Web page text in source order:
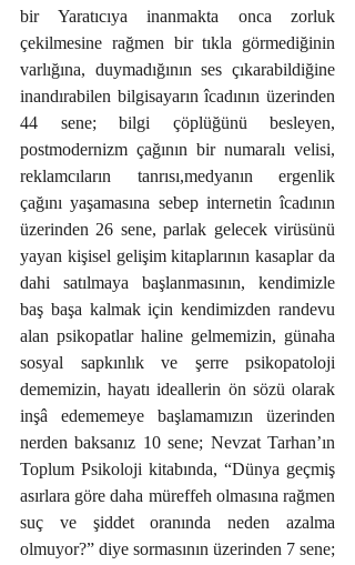
bir Yaratıcıya inanmakta onca zorluk
çekilmesine rağmen bir tıkla görmediğinin
varlığına, duymadığının ses çıkarabildiğine
inandırabilen bilgisayarın îcadının üzerinden
44 sene; bilgi çöplüğünü besleyen,
postmodernizm çağının bir numaralı velisi,
reklamcıların tanrısı,medyanın ergenlik
çağını yaşamasına sebep internetin îcadının
üzerinden 26 sene, parlak gelecek virüsünü
yayan kişisel gelişim kitaplarının kasaplar da
dahi satılmaya başlanmasının, kendimizle
baş başa kalmak için kendimizden randevu
alan psikopatlar haline gelmemizin, günaha
sosyal sapkınlık ve şerre psikopatoloji
dememizin, hayatı ideallerin ön sözü olarak
inşâ edememeye başlamamızın üzerinden
nerden baksanız 10 sene; Nevzat Tarhan’ın
Toplum Psikoloji kitabında, “Dünya geçmiş
asırlara göre daha müreffeh olmasına rağmen
suç ve şiddet oranında neden azalma
olmuyor?” diye sormasının üzerinden 7 sene;